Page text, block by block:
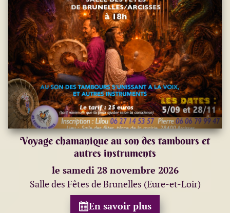
Voyage chamanique au son des tambours et
autres instruments
le samedi 28 novembre 2026
Salle des Fêtes de Brunelles (Eure-et-Loir)
En savoir plus